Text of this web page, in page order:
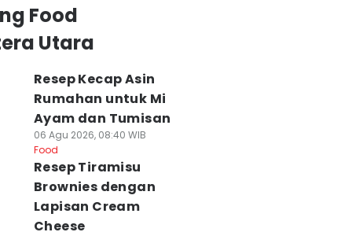
Food
Utara
Resep Kecap Asin
Rumahan untuk Mi
Ayam dan Tumisan
06 Agu 2026, 08:40 WIB
Food
Resep Tiramisu
Brownies dengan
Lapisan Cream
Cheese